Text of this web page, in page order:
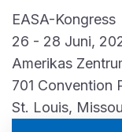
EASA-Kongress
26 - 28 Juni,
Amerikas
701 Convention
St. Louis,